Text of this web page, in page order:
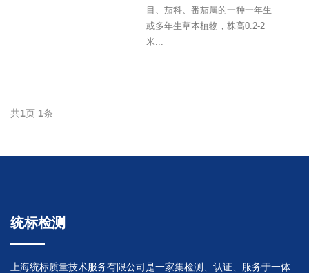
目、茄科、番茄属的一种一年生
或多年生草本植物，株高0.2-2
米...
共1页 1条
统标检测
上海统标质量技术服务有限公司是一家集检测、认证、服务于一体